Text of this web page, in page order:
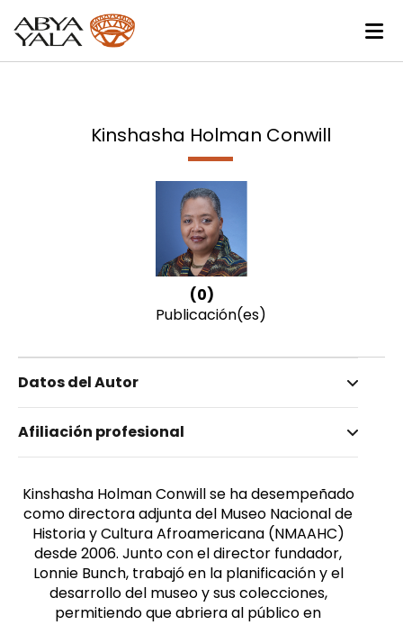
Kinshasha Holman Conwill
(0)
Publicación(es)
Datos del Autor
Holman Conwill, Kinshasha
Femenino
Afiliación profesional
Kinshasha Holman Conwill se ha desempeñado
como directora adjunta del Museo Nacional de
Historia y Cultura Afroamericana (NMAAHC)
desde 2006. Junto con el director fundador,
Lonnie Bunch, trabajó en la planificación y el
desarrollo del museo y sus colecciones,
permitiendo que abriera al público en